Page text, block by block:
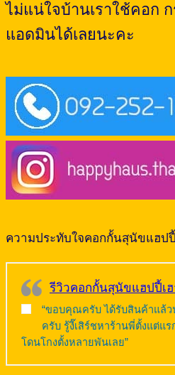
ไม่แน่ใจบ้านเราใช้คอก
แอดมินได้เลยนะคะ
ความประทับใจคอกกั้นสุนัขแฮป
รีวิวคอกกั้นสุนัขแฮปปี้เ
“ขอบคุณครับ ได้รับสินค้าแล้
ครับ รู้งี๊เสิร์ชหาร้านพี่ตั้งแต่แ
โดนโกงตั้งหลายพันเลย”